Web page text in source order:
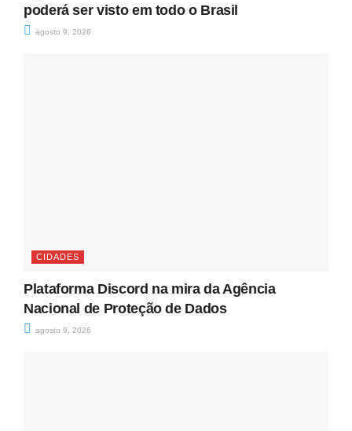
poderá ser visto em todo o Brasil
agosto 9, 2026
CIDADES
Plataforma Discord na mira da Agência
Nacional de Proteção de Dados
agosto 9, 2026